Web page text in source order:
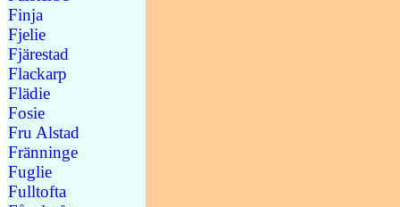
Finja
Fjelie
Fjärestad
Flackarp
Flädie
Fosie
Fru Alstad
Fränninge
Fuglie
Fulltofta